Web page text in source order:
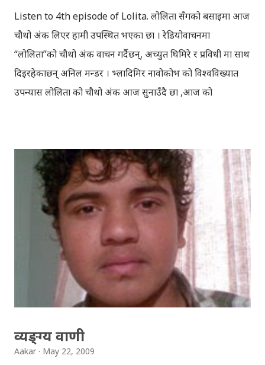
Listen to 4th episode of Lolita. लोलिता सँगको बसाइमा आज
चौथो अंक लिएर हामी उपस्थित भएका छौँ । रेडियोवाचनमा
“लोलिता”को चौथो अंक वाचन गर्दैछन्, अच्युत घिमिरे र प्रविधी मा साथ
दिइरहेकाछन् अनिल मन्डर । भ्लादिमिर नावोकोभ को विश्वविख्यात
उपन्यास लोलिता को चौथो अंक आज सुनाउँदै छौँ ,आज को
उपन्यास हो । एउटा बुढो प्रोफेसर र कलिली केटी बिच को सम्बन्ध को
वर्णन गरिएको यो उपन्यास, विश्व कै सर्वाधिक विवादाश्पद उपन्यास हो
। तपाईलाई रेडियोवाचनमा, लोलिता को वाचन कस्तो लाग्दैछ ।
प्रतिक्रियाको आशा मा रहेकाछौँ ।
व्यङ्ग्य वाणी
Aakar May 22, 2009